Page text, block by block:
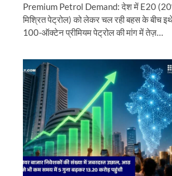
Premium Petrol Demand: देश में E20
मिश्रित पेट्रोल) को लेकर चल रही बहस के बीच
100-ऑक्टेन प्रीमियम पेट्रोल की मांग में तेज़…